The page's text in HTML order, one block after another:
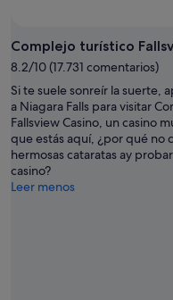
Complejo turístico
8.2/10 (17.731 comentarios)
Si te suele sonreír la suerte,
a Niagara Falls para visitar
Fallsview Casino, un casino
que estás aquí, ¿por qué no
hermosas cataratas ay
casino?
Leer menos